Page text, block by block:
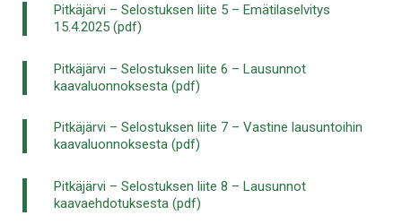
Pitkäjärvi – Selostuksen liite 5 – Emätilaselvitys
15.4.2025 (pdf)
Pitkäjärvi – Selostuksen liite 6 – Lausunnot
kaavaluonnoksesta (pdf)
Pitkäjärvi – Selostuksen liite 7 – Vastine lausuntoihin
kaavaluonnoksesta (pdf)
Pitkäjärvi – Selostuksen liite 8 – Lausunnot
kaavaehdotuksesta (pdf)